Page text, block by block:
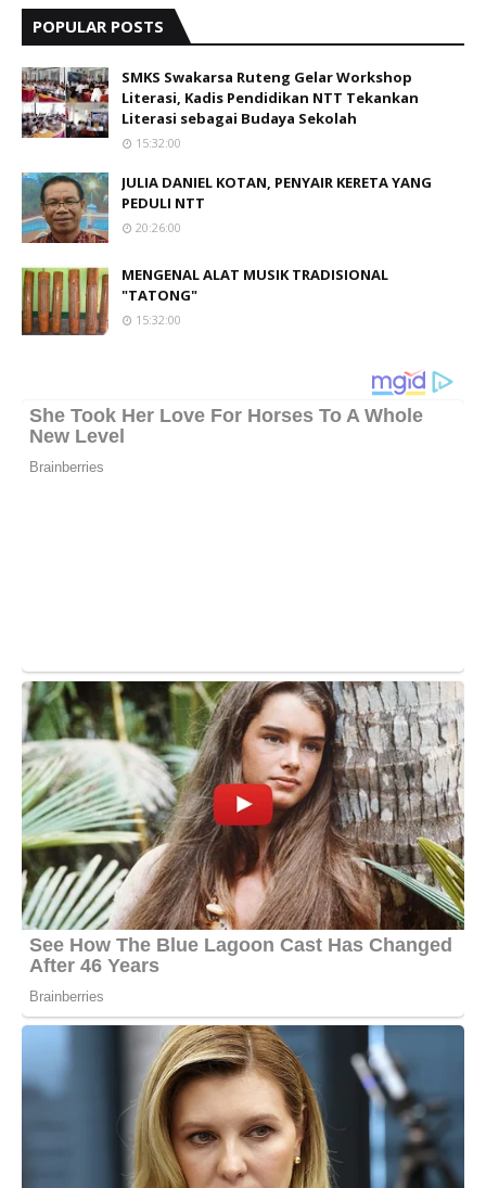
POPULAR POSTS
SMKS Swakarsa Ruteng Gelar Workshop
Literasi, Kadis Pendidikan NTT Tekankan
Literasi sebagai Budaya Sekolah
15:32:00
JULIA DANIEL KOTAN, PENYAIR KERETA YANG
PEDULI NTT
20:26:00
MENGENAL ALAT MUSIK TRADISIONAL
"TATONG"
15:32:00